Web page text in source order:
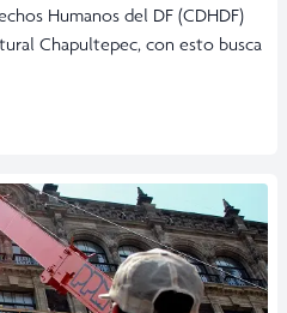
Humanos del DF (CDHDF)
Chapultepec, con esto busca